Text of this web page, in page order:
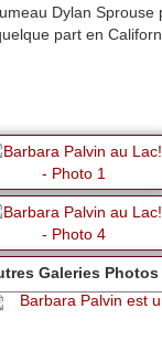
Dylan
part en
Galeries
Barbara Palvin est